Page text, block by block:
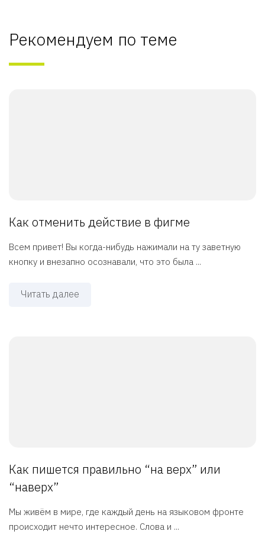
Рекомендуем по теме
Как отменить действие в фигме
Всем привет! Вы когда-нибудь нажимали на ту заветную
кнопку и внезапно осознавали, что это была ...
Читать далее
Как пишется правильно “на верх” или
“наверх”
Мы живём в мире, где каждый день на языковом фронте
происходит нечто интересное. Слова и ...